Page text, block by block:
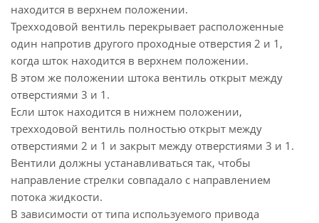
находится в верхнем положении.
Трехходовой вентиль перекрывает расположенные
один напротив другого проходные отверстия 2 и 1,
когда шток находится в верхнем положении.
В этом же положении штока вентиль открыт между
отверстиями 3 и 1.
Если шток находится в нижнем положении,
трехходовой вентиль полностью открыт между
отверстиями 2 и 1 и закрыт между отверстиями 3 и 1.
Вентили должны устанавливаться так, чтобы
направление стрелки совпадало с направлением
потока жидкости.
В зависимости от типа используемого привода